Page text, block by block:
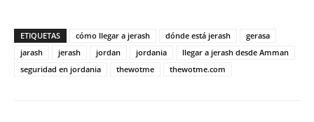
ETIQUETAS cómo llegar a jerash dónde está jerash
gerasa
jarash
jerash jordan jordania
llegar a jerash desde Amman
seguridad en jordania
thewotme thewotme.com